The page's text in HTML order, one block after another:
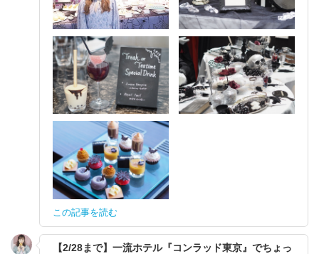
この記事を読む
【2/28まで】一流ホテル『コンラッド東京』でちょっ